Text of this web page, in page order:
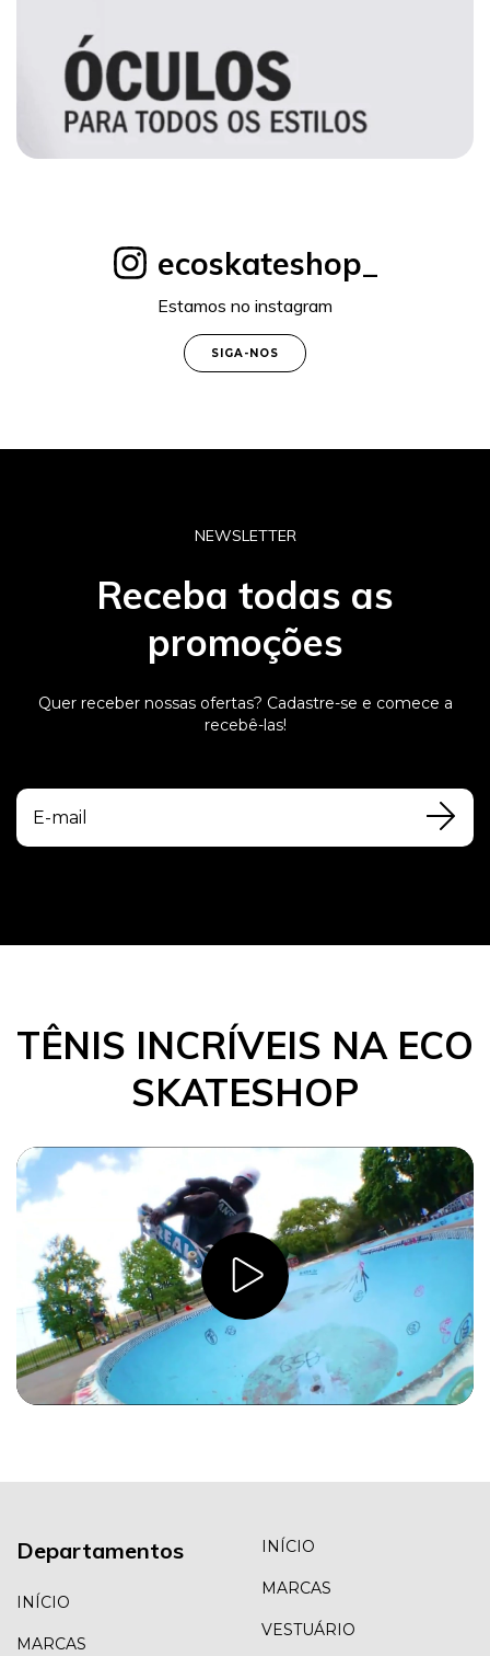
ecoskateshop_
Estamos no instagram
SIGA-NOS
NEWSLETTER
Receba todas as
promoções
Quer receber nossas ofertas? Cadastre-se e comece a
recebê-las!
TÊNIS INCRÍVEIS NA ECO
SKATESHOP
Departamentos
INÍCIO
MARCAS
INÍCIO
MARCAS
VESTUÁRIO